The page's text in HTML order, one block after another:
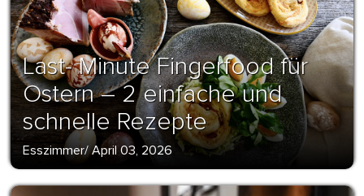
Last- Minute Fingerfood für
Ostern – 2 einfache und
schnelle Rezepte
Esszimmer/April 03, 2026